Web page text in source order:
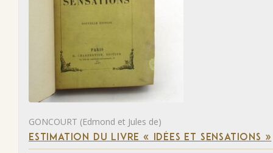
GONCOURT (Edmond et Jules de)
ESTIMATION DU LIVRE « IDÉES ET SENSATIONS »